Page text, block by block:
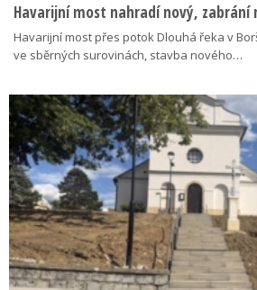
Havarijní most nahradí nový, zabrání
Havarijní most přes potok Dlouhá řeka v
ve sběrných surovinách, stavba nového…